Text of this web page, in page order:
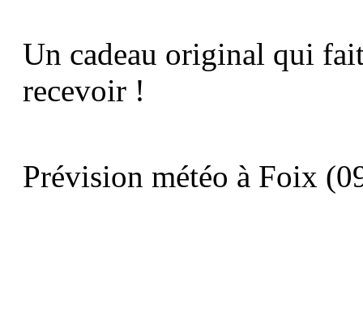
Un cadeau original qui
recevoir !
Prévision météo à Foix